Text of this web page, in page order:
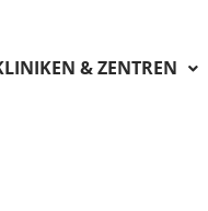
& ZENTREN